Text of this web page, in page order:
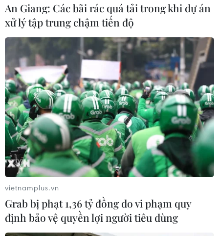
An Giang: Các bãi rác quá tải trong khi dự án
xử lý tập trung chậm tiến độ
vietnamplus.vn
Grab bị phạt 1,36 tỷ đồng do vi phạm quy
định bảo vệ quyền lợi người tiêu dùng